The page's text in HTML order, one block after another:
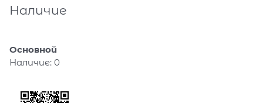
Наличие
Основной
Наличие: 0